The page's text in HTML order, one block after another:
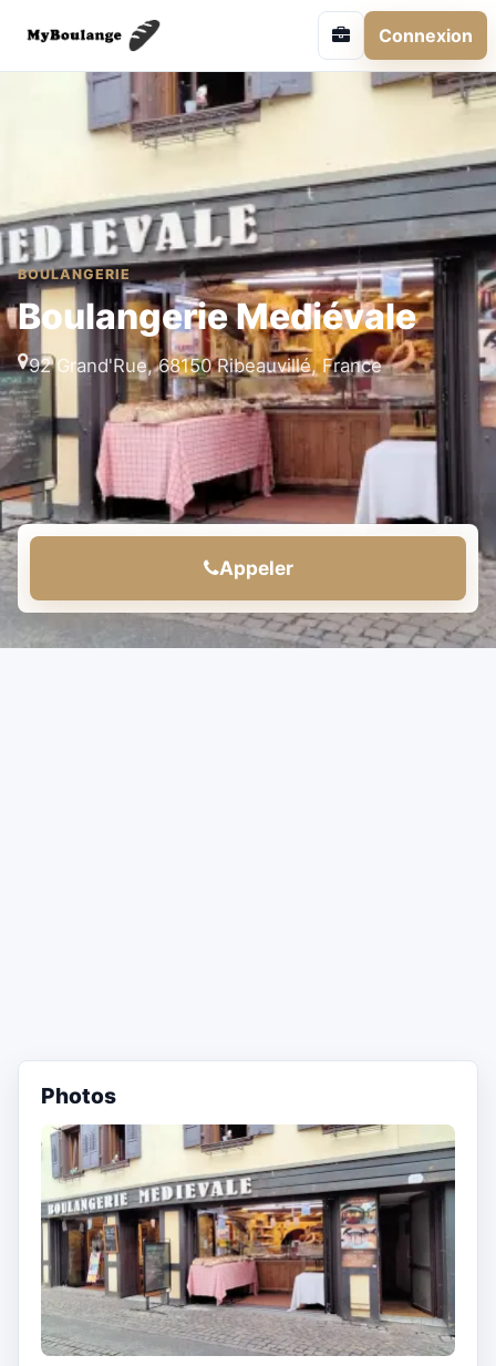
Connexion
BOULANGERIE
Boulangerie Mediévale
92 Grand'Rue, 68150 Ribeauvillé, France
Appeler
Photos